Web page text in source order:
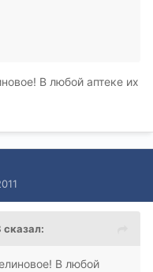
В любой аптеке их
сказал:
В любой